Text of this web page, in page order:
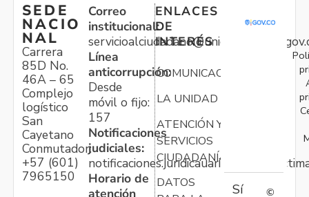
SEDE
NACIO
NAL
Carrera
85D No.
46A – 65
Complejo
logístico
San
Cayetano
Conmutador:
+57 (601)
7965150
Correo
institucional:
Línea
anticorrupción:
Desde
móvil o fijo:
157
Notificaciones
judiciales:
Horario de
atención
ENLACES
DE
INTERÉS
COMUNICACIONES
LA UNIDAD
ATENCIÓN Y
SERVICIOS
CIUDADANÍA
DATOS
Sí
©